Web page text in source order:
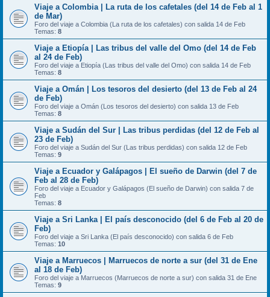
Viaje a Colombia | La ruta de los cafetales (del 14 de Feb al 1
de Mar)
Foro del viaje a Colombia (La ruta de los cafetales) con salida 14 de Feb
Temas: 8
Viaje a Etiopía | Las tribus del valle del Omo (del 14 de Feb
al 24 de Feb)
Foro del viaje a Etiopía (Las tribus del valle del Omo) con salida 14 de Feb
Temas: 8
Viaje a Omán | Los tesoros del desierto (del 13 de Feb al 24
de Feb)
Foro del viaje a Omán (Los tesoros del desierto) con salida 13 de Feb
Temas: 8
Viaje a Sudán del Sur | Las tribus perdidas (del 12 de Feb al
23 de Feb)
Foro del viaje a Sudán del Sur (Las tribus perdidas) con salida 12 de Feb
Temas: 9
Viaje a Ecuador y Galápagos | El sueño de Darwin (del 7 de
Feb al 28 de Feb)
Foro del viaje a Ecuador y Galápagos (El sueño de Darwin) con salida 7 de
Feb
Temas: 8
Viaje a Sri Lanka | El país desconocido (del 6 de Feb al 20 de
Feb)
Foro del viaje a Sri Lanka (El país desconocido) con salida 6 de Feb
Temas: 10
Viaje a Marruecos | Marruecos de norte a sur (del 31 de Ene
al 18 de Feb)
Foro del viaje a Marruecos (Marruecos de norte a sur) con salida 31 de Ene
Temas: 9